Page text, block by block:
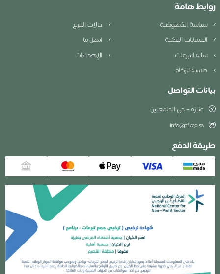
روابط هامة
سياسة الخصوصية
حالات التبرع
الحسابات البنكية
اتصل بنا
سلة التبرعات
الإهداءات
حاسبة الزكاة
بيانات التواصل
عنيزة – حي الجامعيين
info@pf.org.sa
طريقة الدفع